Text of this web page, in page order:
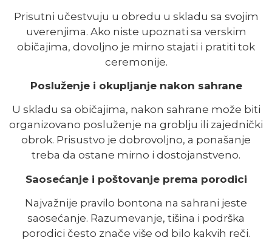
Prisutni učestvuju u obredu u skladu sa svojim
uverenjima. Ako niste upoznati sa verskim
običajima, dovoljno je mirno stajati i pratiti tok
ceremonije.
Posluženje i okupljanje nakon sahrane
U skladu sa običajima, nakon sahrane može biti
organizovano posluženje na groblju ili zajednički
obrok. Prisustvo je dobrovoljno, a ponašanje
treba da ostane mirno i dostojanstveno.
Saosećanje i poštovanje prema porodici
Najvažnije pravilo bontona na sahrani jeste
saosećanje. Razumevanje, tišina i podrška
porodici često znače više od bilo kakvih reči.